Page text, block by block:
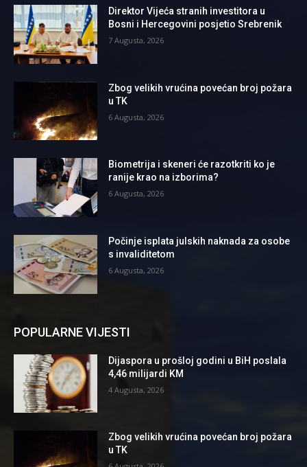
Direktor Vijeća stranih investitora u
Bosni i Hercegovini posjetio Srebrenik
7 Augusta, 2026
Zbog velikih vrućina povećan broj požara
u TK
6 Augusta, 2026
Biometrija i skeneri će razotkriti ko je
ranije krao na izborima?
6 Augusta, 2026
Počinje isplata julskih naknada za osobe
s invaliditetom
6 Augusta, 2026
POPULARNE VIJESTI
Dijaspora u prošloj godini u BiH poslala
4,46 milijardi KM
4 Augusta, 2026
Zbog velikih vrućina povećan broj požara
u TK